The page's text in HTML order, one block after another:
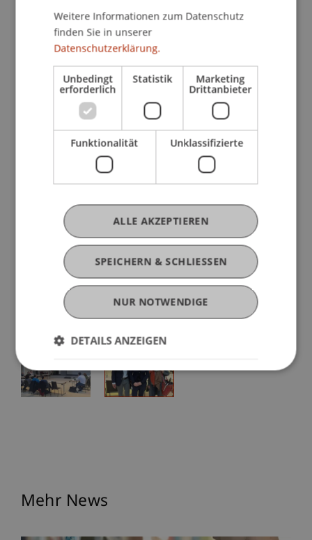
Vorträge und die Möglichkeit, die Universität
Liechtenstein und ihre Bibliothek näher
kennenzulernen.
Mehr News
Weitere Informationen zum Datenschutz
finden Sie in unserer
Datenschutzerklärung.
Unbedingt
erforderlich
Statistik Marketing
Drittanbieter
Funktionalität Unklassifizierte
SPEICHERN & SCHLIESSEN
ALLE AKZEPTIEREN
NUR NOTWENDIGE
DETAILS ANZEIGEN